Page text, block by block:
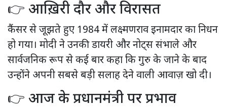
👉 आख़िरी दौर और विरासत
कैंसर से जूझते हुए 1984 में लक्ष्मणराव इनामदार का निधन
हो गया। मोदी ने उनकी डायरी और नोट्स संभाले और
सार्वजनिक रूप से कई बार कहा कि गुरु के जाने के बाद
उन्होंने अपनी सबसे बड़ी सलाह देने वाली आवाज़ खो दी।
👉 आज के प्रधानमंत्री पर प्रभाव